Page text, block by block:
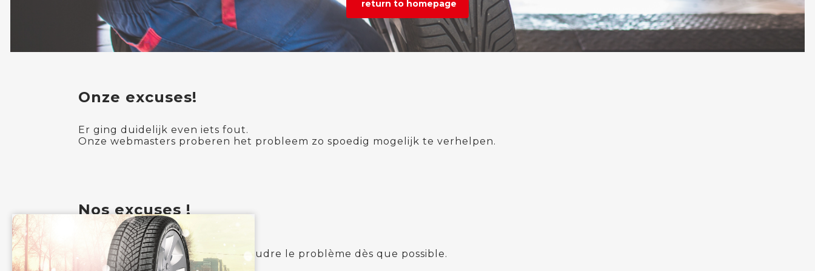
return to homepage
Onze excuses!
Er ging duidelijk even iets fout.
Onze webmasters proberen het probleem zo spoedig mogelijk te verhelpen.
Nos excuses !
Une erreur s'est produite.
Nos webmasters tentent de résoudre le problème dès que possible.